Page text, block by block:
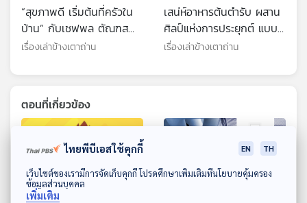
ดาวน์โหลด Thai PBS Podcast Application
“สุขภาพดี เริ่มต้นที่ครัวใน
บ้าน” กับเชฟพล ตัณฑส
เถียร
เรื่องเล่าข้างเตาถ่าน
เสน่ห์อาหารต้นตำรับ ผสาน
ศิลป์แห่งการประยุกต์ แบบ
เชฟพล ตัณฑเสถียร
เรื่องเล่าข้างเตาถ่าน
ตอนที่เกี่ยวข้อง
ไทยพีบีเอสใช้คุกกี้ EN TH
เว็บไซต์ของเรามีการจัดเก็บคุกกี้ โปรดศึกษาเพิ่มเติมที่นโยบายคุ้มครอง
ข้อมูลส่วนบุคคล
เพิ่มเติม